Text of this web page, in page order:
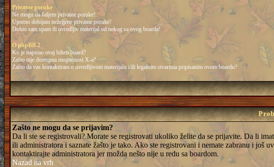
Privatne poruke
Ne mogu da šaljem privatne poruke!
Uporno dobijam neželjene privatne poruke!
Dobio sam spam ili uvredljiv materijal od nekog sa ovog boarda!
O phpBB 2
Ko je napisao ovaj bilten board?
Zašto nije dostupna mogućnost X-a?
Zašto da vas kontaktiram o uvredljivom materijalu i/ili legalnim stvarima pripisanim ovom boardu?
Zašto ne mogu da se prijavim?
Da li ste se registrovali? Morate se registrovati ukoliko želite da se prijavite. Da li
ili administratora i saznate žašto je tako. Ako ste registrovani i nemate zabranu i još
kontaktirajte administratora jer možda nešto nije u redu sa boardom.
Nazad na vrh